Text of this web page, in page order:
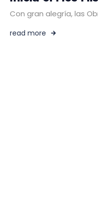
Con gran alegría, las
read more